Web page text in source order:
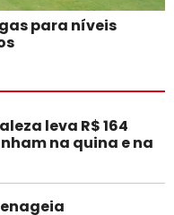
para níveis
leva R$ 164
na quina e na